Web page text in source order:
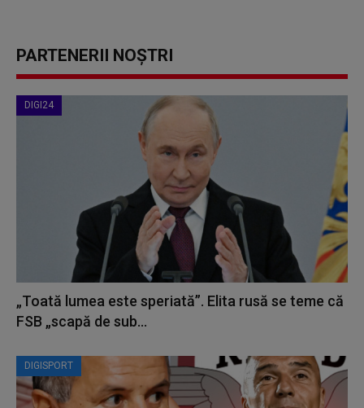
PARTENERII NOȘTRI
DIGI24
„Toată lumea este speriată”. Elita rusă se teme că
FSB „scapă de sub...
DIGISPORT